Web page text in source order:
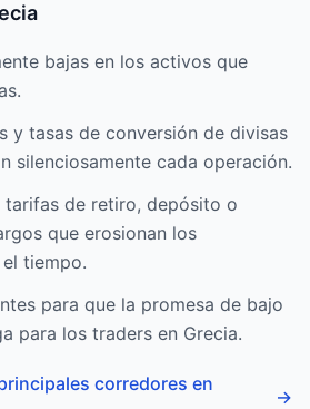
bajas en los activos que
y tasas de conversión de divisas
silenciosamente cada operación.
tarifas de retiro, depósito o
que erosionan los
tiempo.
para que la promesa de bajo
para los traders en Grecia.
corredores en
→